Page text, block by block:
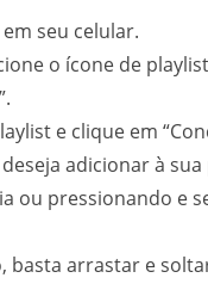
seu celular.
o ícone de
e clique em
adicionar à
ou pressionando e
basta arrastar e